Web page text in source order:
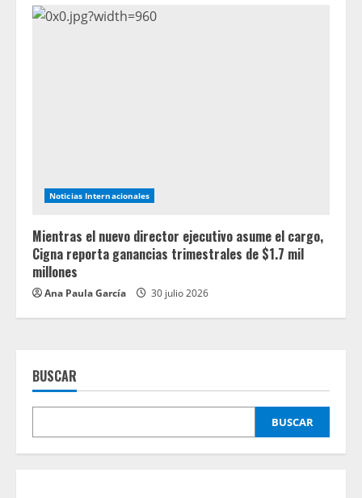
Noticias Internacionales
Mientras el nuevo director ejecutivo asume el cargo,
Cigna reporta ganancias trimestrales de $1.7 mil
millones
Ana Paula García 30 julio 2026
BUSCAR
BUSCAR